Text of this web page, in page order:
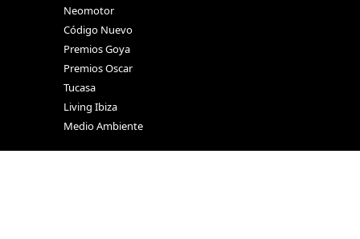
Neomotor
Código Nuevo
Premios Goya
Premios Oscar
Tucasa
Living Ibiza
Medio Ambiente